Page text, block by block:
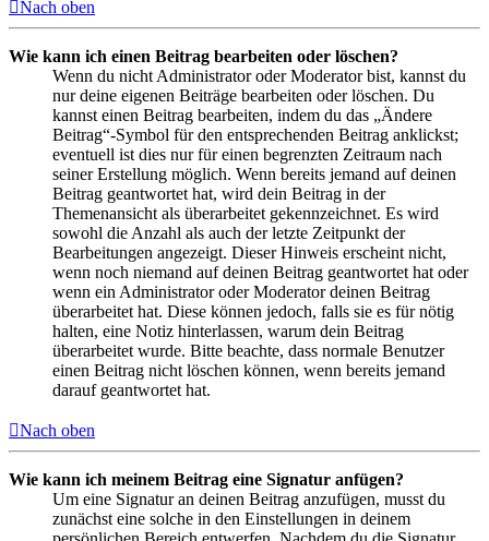
Nach oben
Wie kann ich einen Beitrag bearbeiten oder löschen?
Wenn du nicht Administrator oder Moderator bist, kannst du
nur deine eigenen Beiträge bearbeiten oder löschen. Du
kannst einen Beitrag bearbeiten, indem du das „Ändere
Beitrag“-Symbol für den entsprechenden Beitrag anklickst;
eventuell ist dies nur für einen begrenzten Zeitraum nach
seiner Erstellung möglich. Wenn bereits jemand auf deinen
Beitrag geantwortet hat, wird dein Beitrag in der
Themenansicht als überarbeitet gekennzeichnet. Es wird
sowohl die Anzahl als auch der letzte Zeitpunkt der
Bearbeitungen angezeigt. Dieser Hinweis erscheint nicht,
wenn noch niemand auf deinen Beitrag geantwortet hat oder
wenn ein Administrator oder Moderator deinen Beitrag
überarbeitet hat. Diese können jedoch, falls sie es für nötig
halten, eine Notiz hinterlassen, warum dein Beitrag
überarbeitet wurde. Bitte beachte, dass normale Benutzer
einen Beitrag nicht löschen können, wenn bereits jemand
darauf geantwortet hat.
Nach oben
Wie kann ich meinem Beitrag eine Signatur anfügen?
Um eine Signatur an deinen Beitrag anzufügen, musst du
zunächst eine solche in den Einstellungen in deinem